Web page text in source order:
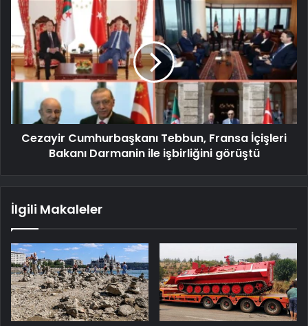
Cezayir Cumhurbaşkanı Tebbun, Fransa İçişleri
Bakanı Darmanin ile işbirliğini görüştü
İlgili Makaleler